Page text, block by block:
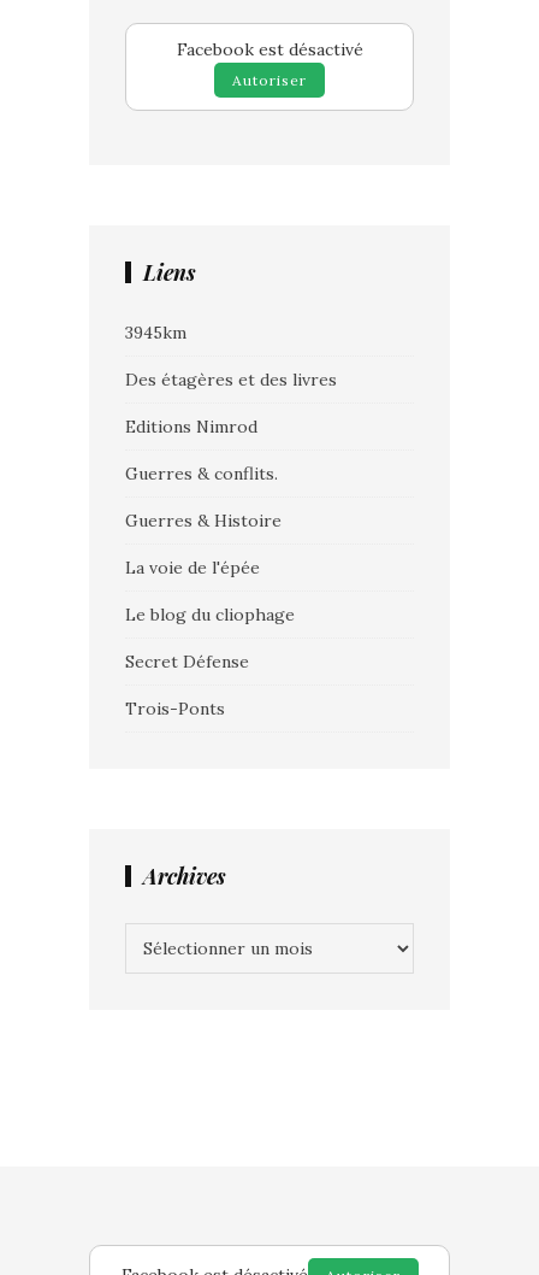
Facebook est désactivé
Autoriser
Liens
3945km
Des étagères et des livres
Editions Nimrod
Guerres & conflits.
Guerres & Histoire
La voie de l'épée
Le blog du cliophage
Secret Défense
Trois-Ponts
Archives